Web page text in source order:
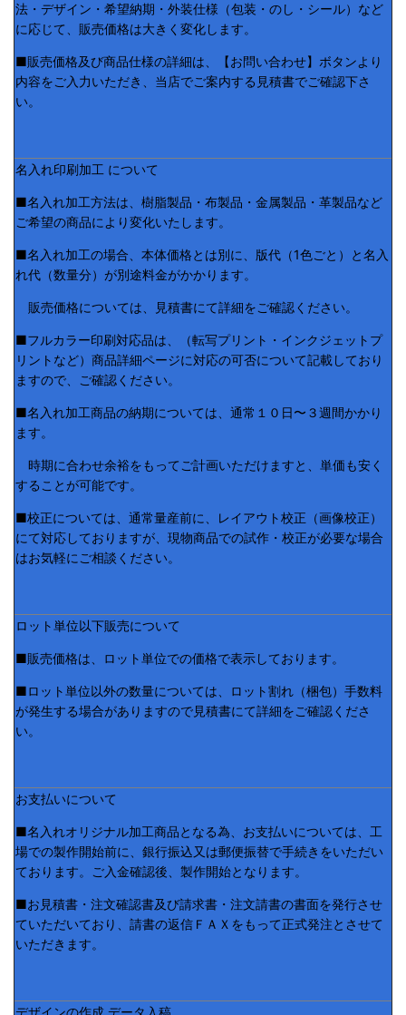
法・デザイン・希望納期・外装仕様（包装・のし・シール）など
に応じて、販売価格は大きく変化します。
■販売価格及び商品仕様の詳細は、【お問い合わせ】ボタンより
内容をご入力いただき、当店でご案内する見積書でご確認下さ
い。
名入れ印刷加工 について
■名入れ加工方法は、樹脂製品・布製品・金属製品・革製品など
ご希望の商品により変化いたします。
■名入れ加工の場合、本体価格とは別に、版代（1色ごと）と名入
れ代（数量分）が別途料金がかかります。
販売価格については、見積書にて詳細をご確認ください。
■フルカラー印刷対応品は、（転写プリント・インクジェットプ
リントなど）商品詳細ページに対応の可否について記載しており
ますので、ご確認ください。
■名入れ加工商品の納期については、通常１０日〜３週間かかり
ます。
時期に合わせ余裕をもってご計画いただけますと、単価も安く
することが可能です。
■校正については、通常量産前に、レイアウト校正（画像校正）
にて対応しておりますが、現物商品での試作・校正が必要な場合
はお気軽にご相談ください。
ロット単位以下販売について
■販売価格は、ロット単位での価格で表示しております。
■ロット単位以外の数量については、ロット割れ（梱包）手数料
が発生する場合がありますので見積書にて詳細をご確認くださ
い。
お支払いについて
■名入れオリジナル加工商品となる為、お支払いについては、工
場での製作開始前に、銀行振込又は郵便振替で手続きをいただい
ております。ご入金確認後、製作開始となります。
■お見積書・注文確認書及び請求書・注文請書の書面を発行させ
ていただいており、請書の返信ＦＡＸをもって正式発注とさせて
いただきます。
デザインの作成 データ入稿